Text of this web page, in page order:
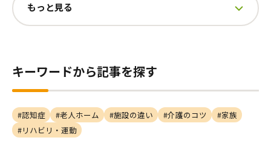
もっと見る
キーワードから記事を探す
#認知症 #老人ホーム #施設の違い #介護のコツ
#家族
#リハビリ・運動